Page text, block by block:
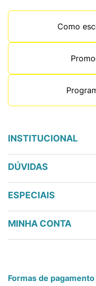
Como
INSTITUCIONAL
DÚVIDAS
ESPECIAIS
MINHA CONTA
Formas de pagamento